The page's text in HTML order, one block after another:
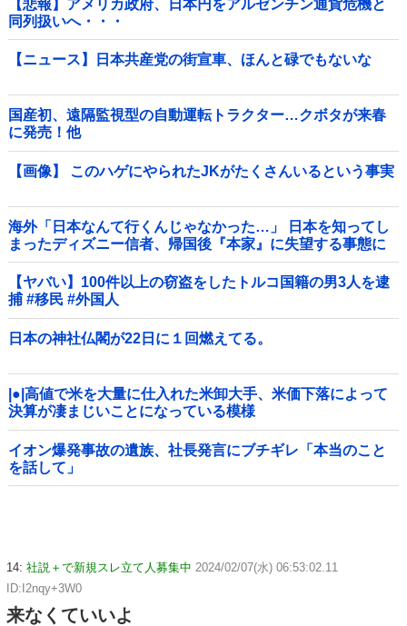
【悲報】アメリカ政府、日本円をアルゼンチン通貨危機と
同列扱いへ・・・
【ニュース】日本共産党の街宣車、ほんと碌でもないな
国産初、遠隔監視型の自動運転トラクター…クボタが来春
に発売！他
【画像】 このハゲにやられたJKがたくさんいるという事実
海外「日本なんて行くんじゃなかった…」 日本を知ってし
まったディズニー信者、帰国後『本家』に失望する事態に
【ヤバい】100件以上の窃盗をしたトルコ国籍の男3人を逮
捕 #移民 #外国人
日本の神社仏閣が22日に１回燃えてる。
|●|高値で米を大量に仕入れた米卸大手、米価下落によって
決算が凄まじいことになっている模様
イオン爆発事故の遺族、社長発言にブチギレ「本当のこと
を話して」
14: 社説＋で新規スレ立て人募集中 2024/02/07(水) 06:53:02.11
ID:I2nqy+3W0
来なくていいよ